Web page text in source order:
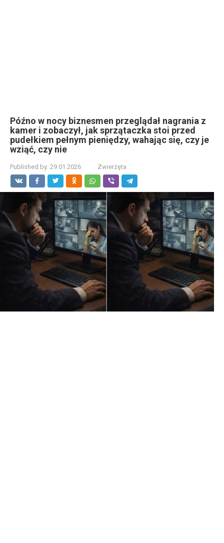
Późno w nocy biznesmen przeglądał nagrania z
kamer i zobaczył, jak sprzątaczka stoi przed
pudełkiem pełnym pieniędzy, wahając się, czy je
wziąć, czy nie
Published by: 29.01.2026 Zwierzęta